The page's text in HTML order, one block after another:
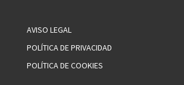
AVISO LEGAL
POLÍTICA DE PRIVACIDAD
POLÍTICA DE COOKIES